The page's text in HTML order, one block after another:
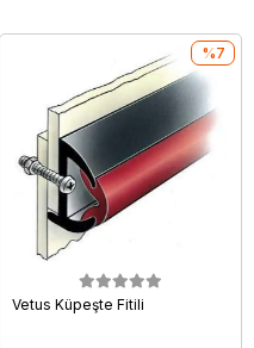
Vetus Küpeşte Fitili
%7